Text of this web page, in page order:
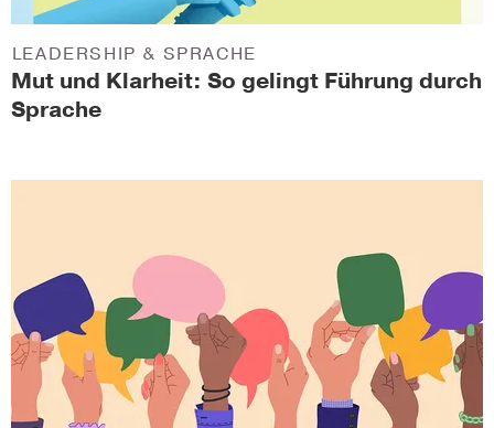
Mut und Klarheit: So gelingt Führung durch
Sprache
LEADERSHIP & SPRACHE